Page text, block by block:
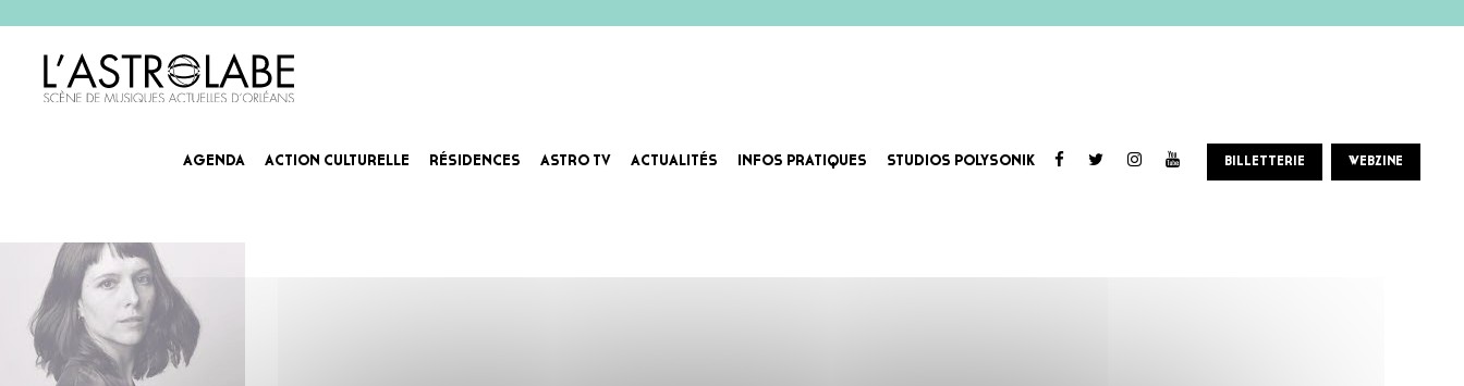
AGENDA ACTION CULTURELLE RÉSIDENCES ASTRO TV ACTUALITÉS INFOS PRATIQUES STUDIOS POLYSONIK BILLETTERIE WEBZINE